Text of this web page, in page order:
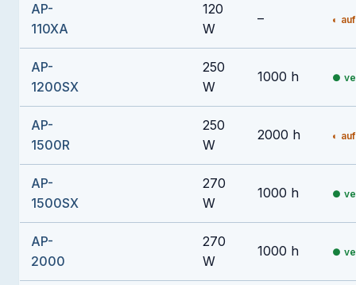
AP-
110XA
120
W
–
AP-
1200SX
250
W
1000 h
AP-
1500R
250
W
2000 h
AP-
1500SX
270
W
1000 h
AP-
2000
270
W
1000 h